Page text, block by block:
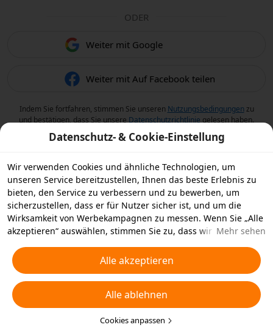
ODER
Weiter mit Google
Weiter mit Auf Facebook teilen
Indem Sie fortfahren, stimmen Sie unseren Nutzungsbedingungen zu
und bestätigen, dass Sie unsere Datenschutzrichtlinie gelesen haben.
Datenschutz- & Cookie-Einstellung
Wir verwenden Cookies und ähnliche Technologien, um
unseren Service bereitzustellen, Ihnen das beste Erlebnis zu
bieten, den Service zu verbessern und zu bewerben, um
sicherzustellen, dass er für Nutzer sicher ist, und um die
Wirksamkeit von Werbekampagnen zu messen. Wenn Sie „Alle
akzeptieren“ auswählen, stimmen Sie zu, dass wir und die
ähnliche Technologien für Werbezwecke auf Ihrem Gerät
speichern. Alternativ können Sie auch über „Alle ablehnen“
nicht notwendige Cookies ablehnen oder auswählen, welche
Arten von Cookies Sie akzeptieren oder deaktivieren möchten,
indem Sie unten oder jederzeit in Ihren
Datenschutzeinstellungen auf „Cookies anpassen“ klicken.
Mehr sehen
Alle akzeptieren
Alle ablehnen
Cookies anpassen